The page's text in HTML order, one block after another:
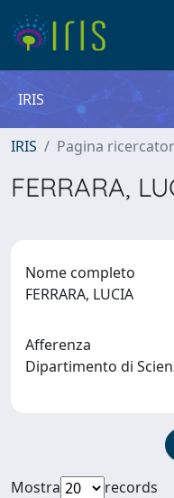
IRIS
IRIS Pagina
FERRARA,
Nome completo
FERRARA, LUCIA
Afferenza
Dipartimento di
Mostra
records